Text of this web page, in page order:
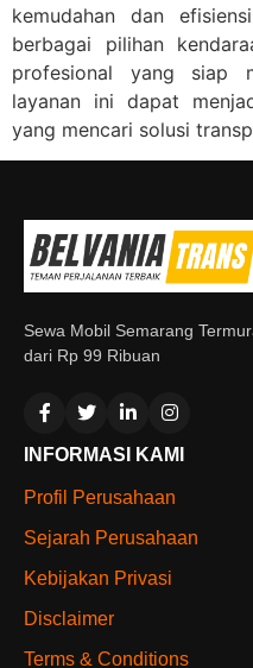
kemudahan dan
berbagai pilihan
profesional yang siap
layanan ini dapat
yang mencari solusi
Sewa Mobil Semarang
dari Rp 99 Ribuan
INFORMASI KAMI
Profil Perusahaan
Sejarah Perusahaan
Kebijakan Privasi
Disclaimer
Terms & Conditions